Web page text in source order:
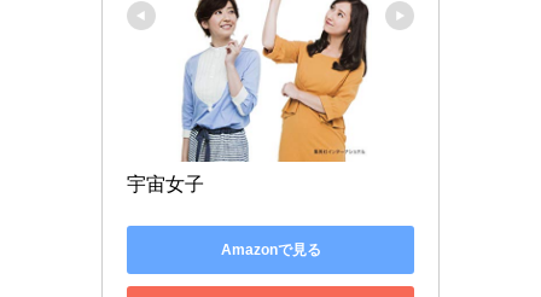
宇宙女子
Amazonで見る